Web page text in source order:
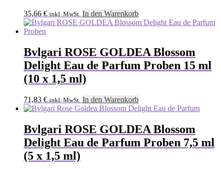
35,66 € inkl. MwSt. In den Warenkorb
Bvlgari ROSE GOLDEA Blossom
Delight Eau de Parfum Proben 15 ml
(10 x 1,5 ml)
71,83 € inkl. MwSt. In den Warenkorb
Bvlgari ROSE GOLDEA Blossom
Delight Eau de Parfum Proben 7,5 ml
(5 x 1,5 ml)